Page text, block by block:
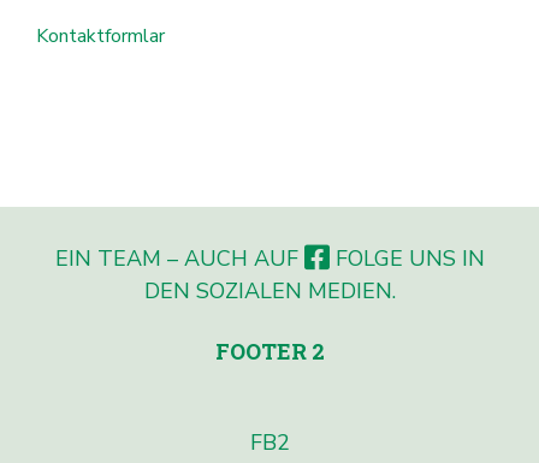
Kontaktformlar
EIN TEAM – AUCH AUF
FOLGE UNS IN
DEN SOZIALEN MEDIEN.
FOOTER 2
FB2